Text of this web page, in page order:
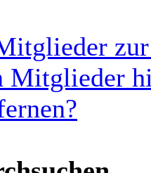
Mitglieder